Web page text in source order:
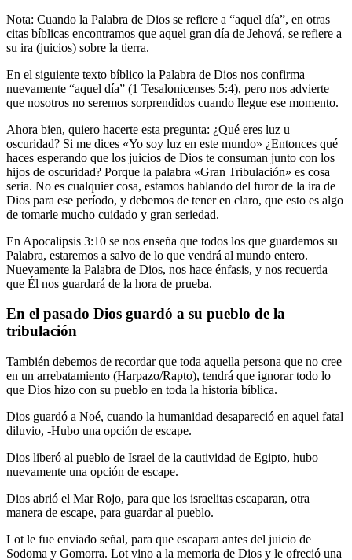
Nota: Cuando la Palabra de Dios se refiere a “aquel día”, en otras
citas bíblicas encontramos que aquel gran día de Jehová, se refiere a
su ira (juicios) sobre la tierra.
En el siguiente texto bíblico la Palabra de Dios nos confirma
nuevamente “aquel día” (1 Tesalonicenses 5:4), pero nos advierte
que nosotros no seremos sorprendidos cuando llegue ese momento.
Ahora bien, quiero hacerte esta pregunta: ¿Qué eres luz u
oscuridad? Si me dices «Yo soy luz en este mundo» ¿Entonces qué
haces esperando que los juicios de Dios te consuman junto con los
hijos de oscuridad? Porque la palabra «Gran Tribulación» es cosa
seria. No es cualquier cosa, estamos hablando del furor de la ira de
Dios para ese período, y debemos de tener en claro, que esto es algo
de tomarle mucho cuidado y gran seriedad.
En Apocalipsis 3:10 se nos enseña que todos los que guardemos su
Palabra, estaremos a salvo de lo que vendrá al mundo entero.
Nuevamente la Palabra de Dios, nos hace énfasis, y nos recuerda
que Él nos guardará de la hora de prueba.
En el pasado Dios guardó a su pueblo de la
tribulación
También debemos de recordar que toda aquella persona que no cree
en un arrebatamiento (Harpazo/Rapto), tendrá que ignorar todo lo
que Dios hizo con su pueblo en toda la historia bíblica.
Dios guardó a Noé, cuando la humanidad desapareció en aquel fatal
diluvio, -Hubo una opción de escape.
Dios liberó al pueblo de Israel de la cautividad de Egipto, hubo
nuevamente una opción de escape.
Dios abrió el Mar Rojo, para que los israelitas escaparan, otra
manera de escape, para guardar al pueblo.
Lot le fue enviado señal, para que escapara antes del juicio de
Sodoma y Gomorra. Lot vino a la memoria de Dios y le ofreció una